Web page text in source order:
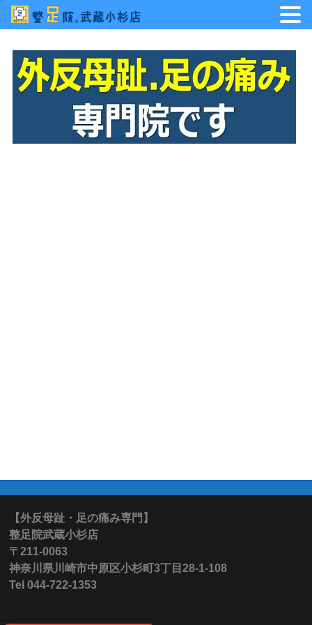
【外反母趾・足の痛み専門】
整足院武蔵小杉店
〒211-0063
神奈川県川崎市中原区小杉町3丁目28-1-108
Tel 044-722-1353